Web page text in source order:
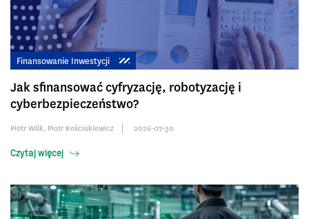
Finansowanie Inwestycji
Jak sfinansować cyfryzację, robotyzację i
cyberbezpieczeństwo?
Piotr Wilk, Piotr Kościukiewicz 2026-07-30
Czytaj więcej